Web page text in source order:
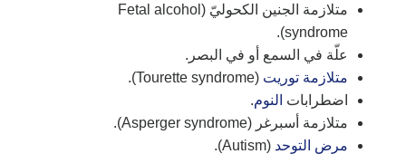
متلازمة الجنين الكحوليّ (Fetal alcohol
syndrome).
علّة في السمع أو في البصر.
متلازمة توريت (Tourette syndrome).
اضطرابات النوم.
متلازمة أسبرغر (Asperger syndrome).
مرض التوحد (Autism).